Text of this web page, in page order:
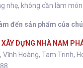
nhẹ, không cần làm
đến sản phẩm của
DỰNG NHÀ NAM
Hoàng, Tam Trinh,